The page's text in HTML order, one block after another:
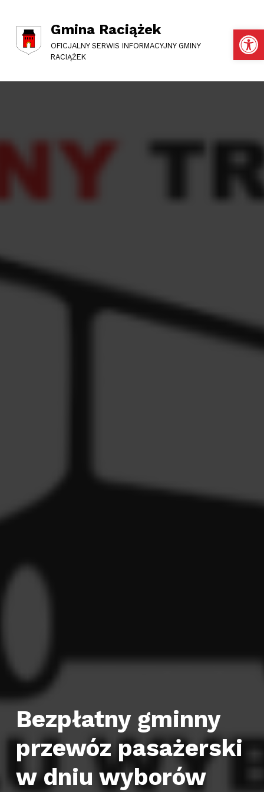
Otwórz pasek narzędzi
Gmina Raciążek
OFICJALNY SERWIS INFORMACYJNY GMINY
RACIĄŻEK
Bezpłatny gminny
przewóz pasażerski
w dniu wyborów